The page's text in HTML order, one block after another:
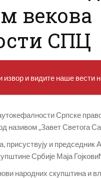
векова
СПЦ
и видите наше вести
Српске
називом „Завет Светога
присуствују и
Србије Маја
народних скупштина и